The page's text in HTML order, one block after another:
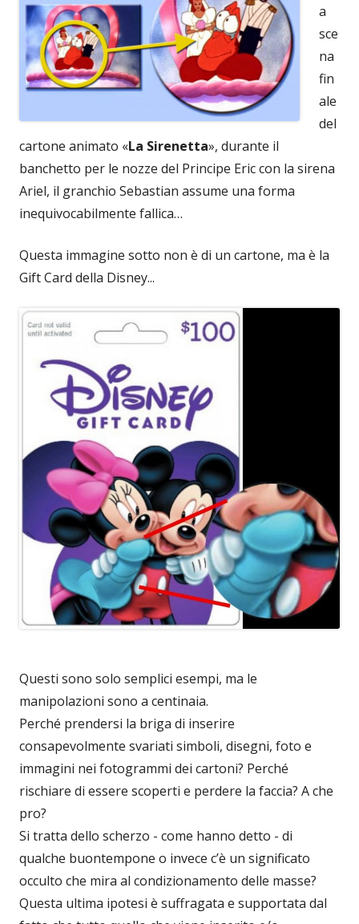
a
sce
na
fin
ale
del
cartone animato «La Sirenetta», durante il
banchetto per le nozze del Principe Eric con la sirena
Ariel, il granchio Sebastian assume una forma
inequivocabilmente fallica…
Questa immagine sotto non è di un cartone, ma è la
Gift Card della Disney...
Questi sono solo semplici esempi, ma le
manipolazioni sono a centinaia.
Perché prendersi la briga di inserire
consapevolmente svariati simboli, disegni, foto e
immagini nei fotogrammi dei cartoni? Perché
rischiare di essere scoperti e perdere la faccia? A che
pro?
Si tratta dello scherzo - come hanno detto - di
qualche buontempone o invece c’è un significato
occulto che mira al condizionamento delle masse?
Questa ultima ipotesi è suffragata e supportata dal